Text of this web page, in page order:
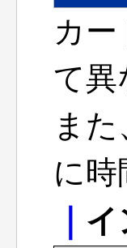
カ
て異
ま
に
イ